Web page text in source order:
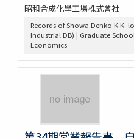
昭和合成化學工場株式會社
Records of Showa Denko K.K.
Industrial DB) | Graduate
Economics